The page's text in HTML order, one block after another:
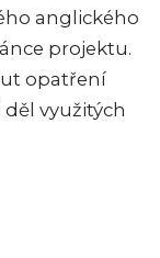
anglického
projektu.
opatření
využitých